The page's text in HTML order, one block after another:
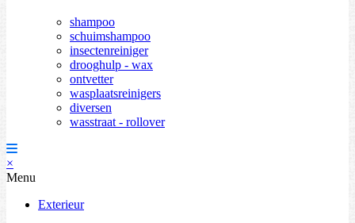
shampoo
schuimshampoo
insectenreiniger
drooghulp - wax
ontvetter
wasplaatsreinigers
diversen
wasstraat - rollover
×
Menu
Exterieur